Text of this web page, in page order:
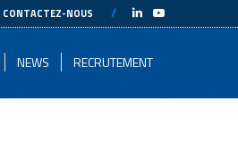
CONTACTEZ-NOUS //
NEWS RECRUTEMENT